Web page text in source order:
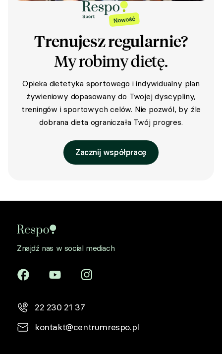
Trenujesz regularnie?
My robimy dietę.
Opieka dietetyka sportowego i indywidualny plan
żywieniowy dopasowany do Twojej dyscypliny,
treningów i sportowych celów. Nie pozwól, by źle
dobrana dieta ograniczała Twój progres.
Zacznij współpracę
Znajdź nas w social mediach
22 230 21 37
kontakt@centrumrespo.pl